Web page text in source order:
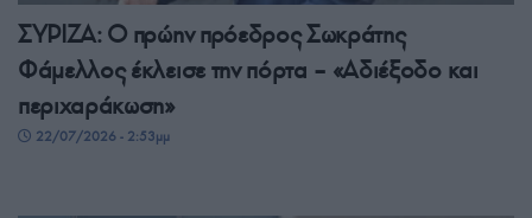
ΣΥΡΙΖΑ: Ο πρώην πρόεδρος Σωκράτης
Φάμελλος έκλεισε την πόρτα – «Αδιέξοδο και
περιχαράκωση»
22/07/2026 - 2:53μμ